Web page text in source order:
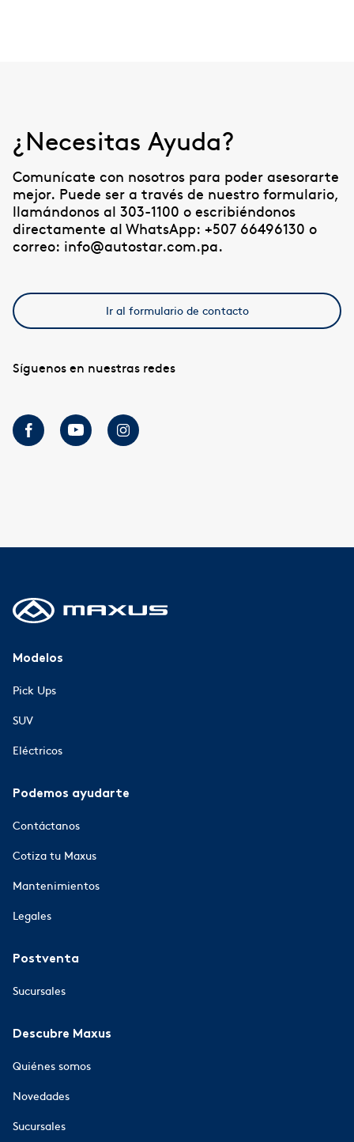
¿Necesitas Ayuda?
Comunícate con nosotros para poder asesorarte
mejor. Puede ser a través de nuestro formulario,
llamándonos al 303-1100 o escribiéndonos
directamente al WhatsApp: +507 66496130 o
correo: info@autostar.com.pa.
Ir al formulario de contacto
Síguenos en nuestras redes
Modelos
Pick Ups
SUV
Eléctricos
Podemos ayudarte
Contáctanos
Cotiza tu Maxus
Mantenimientos
Legales
Postventa
Sucursales
Descubre Maxus
Quiénes somos
Novedades
Sucursales